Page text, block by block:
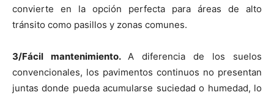
convierte en la opción perfecta para áreas de alto
tránsito como pasillos y zonas comunes.
3/Fácil mantenimiento. A diferencia de los suelos
convencionales, los pavimentos continuos no presentan
juntas donde pueda acumularse suciedad o humedad, lo